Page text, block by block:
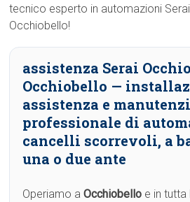
tecnico esperto in automazioni
Occhiobello!
assistenza Serai
Occhiobello —
assistenza e
professionale di
cancelli scorrevoli, a
una o due ante
Operiamo aOcchiobello e in tutta